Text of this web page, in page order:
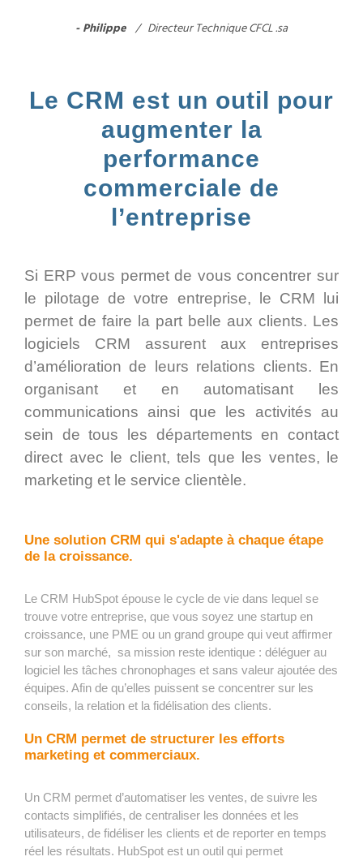
Philippe Directeur Technique CFCL .sa
Le CRM est un outil pour
augmenter la
performance
commerciale de
l’entreprise
Si ERP vous permet de vous concentrer sur
le pilotage de votre entreprise, le CRM lui
permet de faire la part belle aux clients. Les
logiciels CRM assurent aux entreprises
d’amélioration de leurs relations clients. En
organisant et en automatisant les
communications ainsi que les activités au
sein de tous les départements en contact
direct avec le client, tels que les ventes, le
marketing et le service clientèle.
Une solution CRM qui s'adapte à chaque étape
de la croissance.
Le CRM HubSpot épouse le cycle de vie dans lequel se
trouve votre entreprise, que vous soyez une startup en
croissance, une PME ou un grand groupe qui veut affirmer
sur son marché, sa mission reste identique : déléguer au
logiciel les tâches chronophages et sans valeur ajoutée des
équipes. Afin de qu’elles puissent se concentrer sur les
conseils, la relation et la fidélisation des clients.
Un CRM permet de structurer les efforts
marketing et commerciaux.
Un CRM permet d’automatiser les ventes, de suivre les
contacts simplifiés, de centraliser les données et les
utilisateurs, de fidéliser les clients et de reporter en temps
réel les résultats. HubSpot est un outil qui permet